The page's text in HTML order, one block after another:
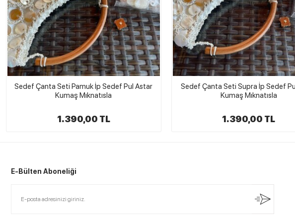
Sedef Çanta Seti Pamuk İp Sedef Pul Astar
Kumaş Mıknatısla
1.390,00 TL
Sedef Çanta Seti Supra İp Sedef
Kumaş Mıknatısla
1.390,00 TL
E-Bülten Aboneliği